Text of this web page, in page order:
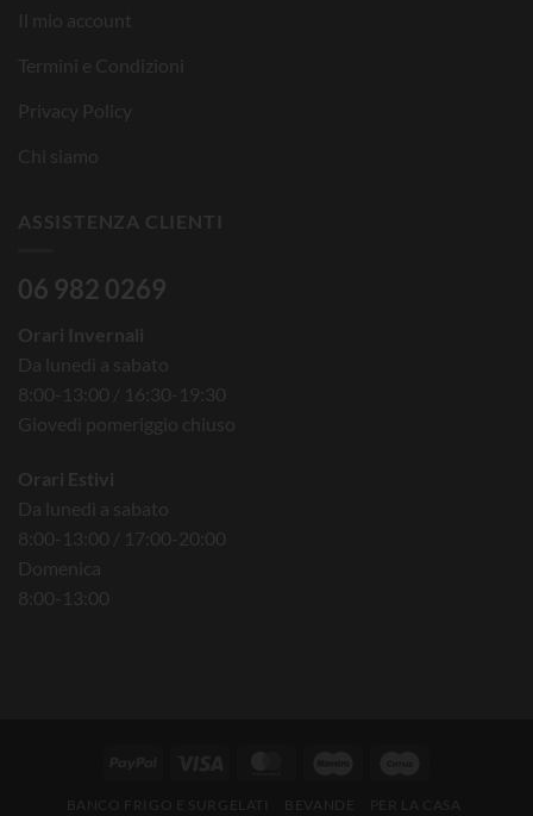
Il mio account
Termini e Condizioni
Privacy Policy
Chi siamo
ASSISTENZA CLIENTI
06 982 0269
Orari Invernali
Da lunedì a sabato
8:00-13:00 / 16:30-19:30
Giovedì pomeriggio chiuso
Orari Estivi
Da lunedì a sabato
8:00-13:00 / 17:00-20:00
Domenica
8:00-13:00